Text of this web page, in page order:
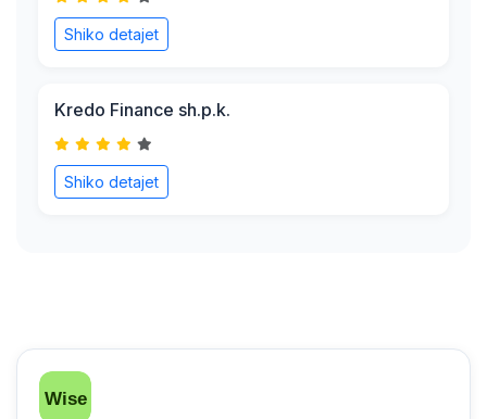
Shiko detajet
Kredo Finance sh.p.k.
Shiko detajet